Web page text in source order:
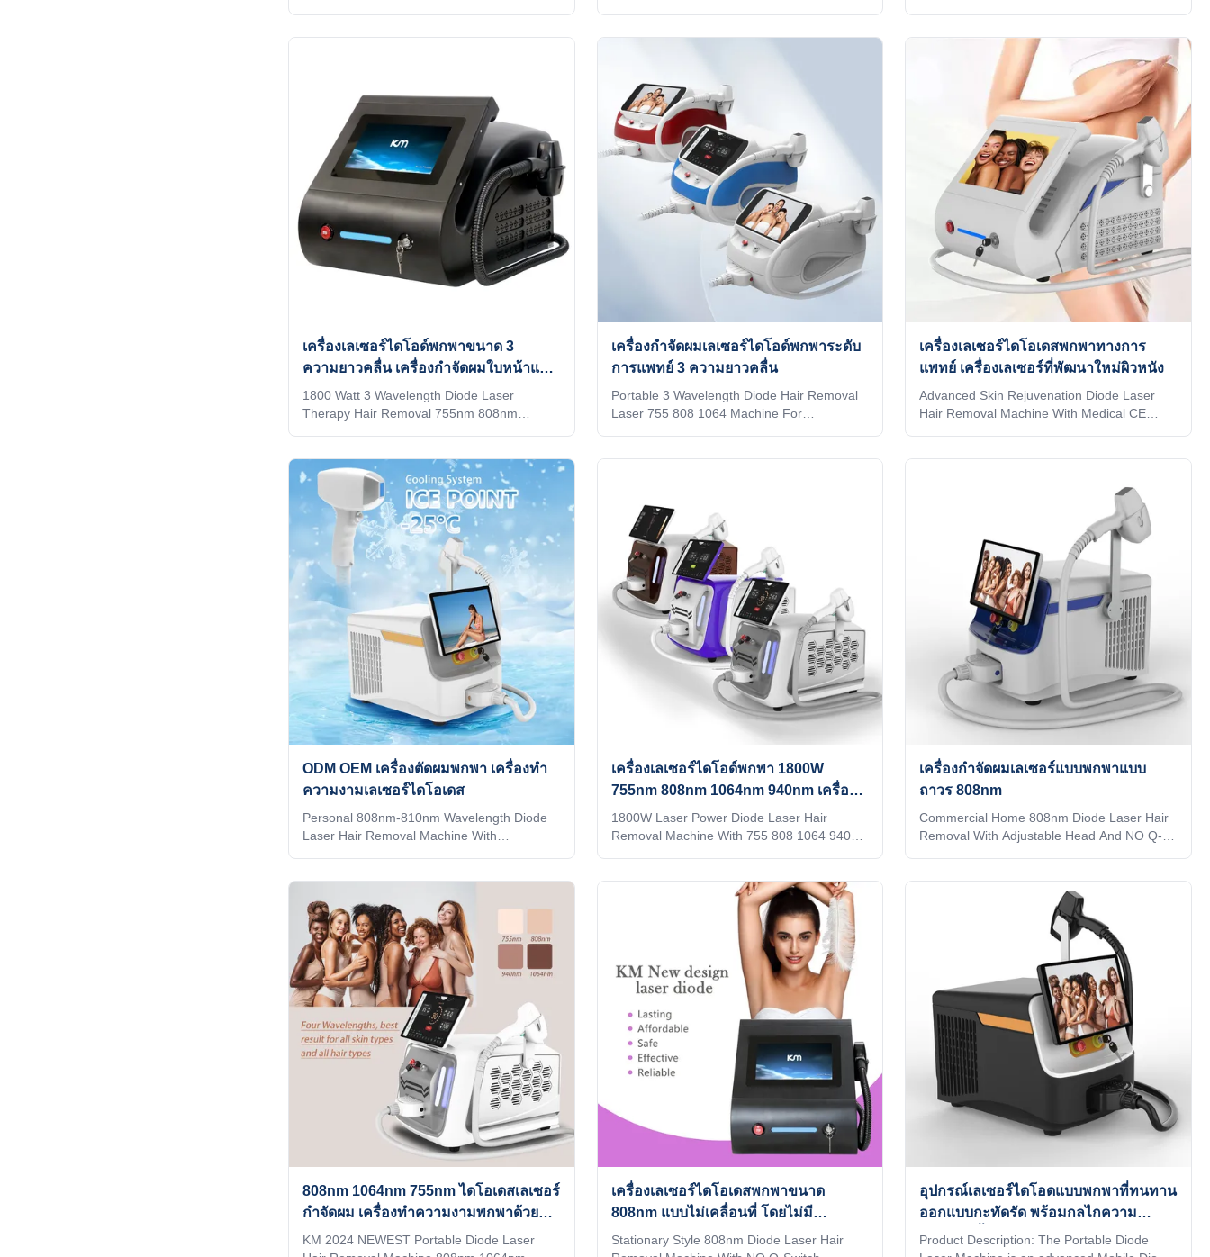
read this form carefully vs!!! KM LASESR
OTHERS Identify Intelligent AI recognition
technology (System automatically identifies
the installed spot and automatically adjusts
to the
believe you are a professional buyer, please
read this form carefully vs!!! KM LASESR
OTHERS Identify Intelligent AI recognition
technology (System automatically identifies
the installed spot and automatically adjusts
to the treatment
aesthetic machines in the industry, focusing
on high quality and high technology of
equipment I believe you are a professional
buyer, please read this form carefully vs!!!
KM LASESR OTHERS Identify Intelligent AI
recognition technology (System automatically
identifies the installed spot and automatically
adjusts to the
เครื่องเลเซอร์ไดโอด์พกพาขนาด 3
ความยาวคลื่น เครื่องกําจัดผมใบหน้าแบบ
ถาวร 1800W
1800 Watt 3 Wavelength Diode Laser
Therapy Hair Removal 755nm 808nm
screen, standby/ready switchable, energy
adjustable, temperature/shots displayed,
more convenient for operation.2. Big spot
size 15*20mm handle, brings faster and
more effective treatments.3. Advanced
cooling system and crystal tip minimize
epidermal risks while maintaining heat within
the dermis where the hair follicles are
เครื่องกําจัดผมเลเซอร์ไดโอด์พกพาระดับ
การแพทย์ 3 ความยาวคลื่น
Portable 3 Wavelength Diode Hair Removal
Laser 755 808 1064 Machine For
titanium laser depilacion hair salon
equipment Are you beauty salon?
distributor? or trading company? Our factory
provide OEM, ODM services. Would you
want to get quick reply within 24 hours
online? Please contact my
Tel/WhatsApp/Wechat number :
เครื่องเลเซอร์ไดโอเดสพกพาทางการ
แพทย์ เครื่องเลเซอร์ที่พัฒนาใหม่ผิวหนัง
Advanced Skin Rejuvenation Diode Laser
Hair Removal Machine With Medical CE
convenient for operation.2. Big spot size
15*20mm handle, brings faster and more
effective treatments.3. Advanced cooling
system and crystal tip minimize epidermal
risks while maintaining heat within the dermis
where the hair follicles are
ODM OEM เครื่องตัดผมพกพา เครื่องทํา
ความงามเลเซอร์ไดโอเดส
Personal 808nm-810nm Wavelength Diode
Laser Hair Removal Machine With
Print any color you want for your machine,
make it be your and your client's favorite. 3)
Print your logo on the machine shell and add
it to the system as a welcome interface.
Make it exclusive in the world. 4) Add any
language into the machine system,
according to you and your client's
เครื่องเลเซอร์ไดโอด์พกพา 1800W
755nm 808nm 1064nm 940nm เครื่อง
สวยหลายฟังก์ชัน
1800W Laser Power Diode Laser Hair
Removal Machine With 755 808 1064 940
TUV ISO 13485 ,Certified by 27 EU
countries, Brazil, New Zealand, Japan,
Canada, and the United States Our
Advantages KM LASER Since 2009, the
leading manufacturer of aesthetic machines
in the industry, focusing on high quality and
high technology of equipment I believe you
are a professional buyer, please read this
form
เครื่องกําจัดผมเลเซอร์แบบพกพาแบบ
ถาวร 808nm
Commercial Home 808nm Diode Laser Hair
Removal With Adjustable Head And NO Q-
ISO 13485 ,Certified by 27 EU countries,
Brazil, New Zealand, Japan, Canada, and
the United States Our Advantages KM
LASER Since 2009, the leading
manufacturer of aesthetic machines in the
industry, focusing on high quality and high
technology of equipment I believe you are a
professional buyer, please read this form
808nm 1064nm 755nm ไดโอเดสเลเซอร์
กําจัดผม เครื่องทําความงามพกพาด้วย
MDSAP
KM 2024 NEWEST Portable Diode Laser
เครื่องเลเซอร์ไดโอเดสพกพาขนาด
808nm แบบไม่เคลื่อนที่ โดยไม่มี
เทคโนโลยี Q-Switch
Stationary Style 808nm Diode Laser Hair
อุปกรณ์เลเซอร์ไดโอดแบบพกพาที่ทนทาน
ออกแบบกะทัดรัด พร้อมกลไกความ
ปลอดภัยขั้นสูงสำหรับการใช้งานระดับมือ
Product Description: The Portable Diode